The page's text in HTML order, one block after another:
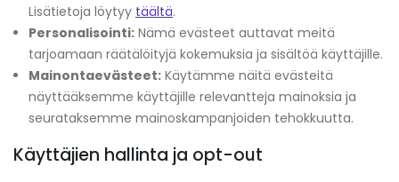
Lisätietoja löytyy täältä.
Personalisointi: Nämä evästeet auttavat meitä
tarjoamaan räätälöityjä kokemuksia ja sisältöä käyttäjille.
Mainontaevästeet: Käytämme näitä evästeitä
näyttääksemme käyttäjille relevantteja mainoksia ja
seurataksemme mainoskampanjoiden tehokkuutta.
Käyttäjien hallinta ja opt-out